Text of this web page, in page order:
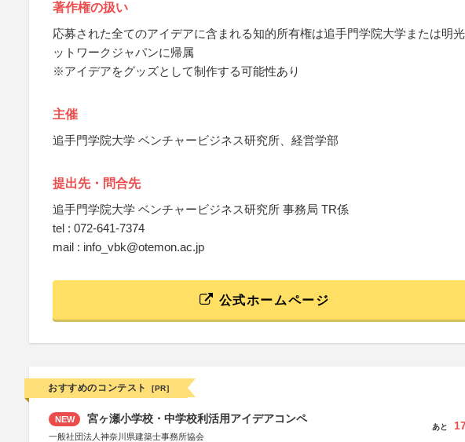
著作権の扱い
応募された全てのアイデアに含まれる知的所有権は追手門学院大学または明
ットワークジャパンに帰属
※アイデアをグッズとして制作する可能性あり
主催
追手門学院大学 ベンチャービジネス研究所、経営学部
提出先・問合先
追手門学院大学 ベンチャービジネス研究所 事務局 TR係
tel : 072-641-7374
mail : info_vbk@otemon.ac.jp
公式ホームページ
おすすめのコンテスト [PR]
NEW 宮ヶ瀬小学校・中学校利活用アイデアコンペ
一般社団法人神奈川県建築士事務所協会
あと